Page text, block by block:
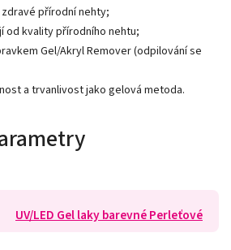
přírodní nehty;
od kvality přírodního nehtu;
Gel/Akryl Remover (odpilování se
a trvanlivost jako gelová metoda.
UV/LED Gel laky barevné Perleťové